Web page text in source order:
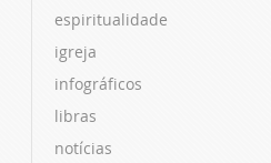
espiritualidade
igreja
infográficos
libras
notícias